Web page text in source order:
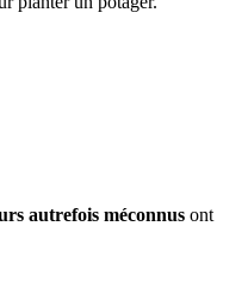
autrefois méconnus ont